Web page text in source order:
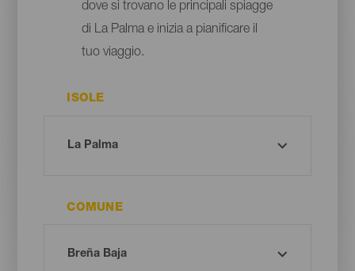
dove si trovano le principali spiagge
di La Palma e inizia a pianificare il
tuo viaggio.
ISOLE
COMUNE